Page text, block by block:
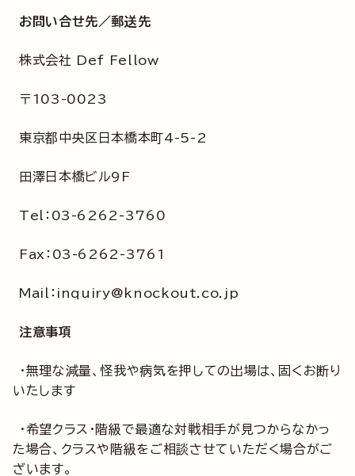
お問い合せ先／郵送先
株式会社 Def Fellow
〒103-0023
東京都中央区日本橋本町4-5-2
田澤日本橋ビル9F
Tel：03-6262-3760
Fax：03-6262-3761
Mail：inquiry@knockout.co.jp
注意事項
・無理な減量、怪我や病気を押しての出場は、固くお断り
いたします
・希望クラス・階級で最適な対戦相手が見つからなかっ
た場合、クラスや階級をご相談させていただく場合がご
ざいます。